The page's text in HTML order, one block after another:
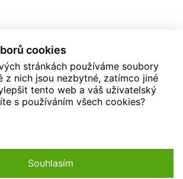
cookies
stránkách používáme soubory
z nich jsou nezbytné, zatímco jiné
tento web a váš uživatelský
s používáním všech cookies?
Souhlasím